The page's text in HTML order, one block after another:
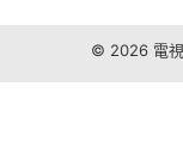
© 2026 電